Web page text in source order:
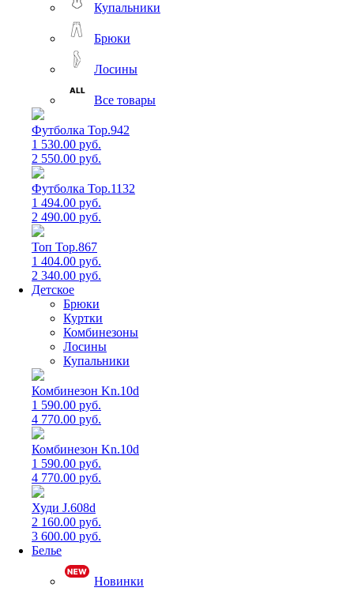
Купальники
Брюки
Лосины
Все товары
Футболка Top.942
1 530.00 руб.
2 550.00 руб.
Футболка Top.1132
1 494.00 руб.
2 490.00 руб.
Топ Top.867
1 404.00 руб.
2 340.00 руб.
Детское
Брюки
Куртки
Комбинезоны
Лосины
Купальники
Комбинезон Kn.10d
1 590.00 руб.
4 770.00 руб.
Комбинезон Kn.10d
1 590.00 руб.
4 770.00 руб.
Худи J.608d
2 160.00 руб.
3 600.00 руб.
Белье
Новинки